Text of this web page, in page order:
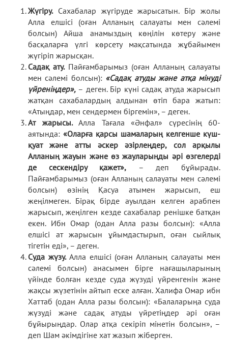
Жүгіру.Сахабалар жүгіруде жарысатын. Бір жолы
Алла елшісі (оған Алланың салауаты мен сәлемі
болсын) Айша анамыздың көңілін көтеру және
басқаларға үлгі көрсету мақсатында жұбайымен
жүгіріп жарысқан.
Садақ ату. Пайғамбарымыз (оған Алланың салауаты
мен сәлемі болсын):«Садақ атуды және атқа мінуді
үйреніңдер», – деген. Бір күні садақ атуда жарысып
жатқан сахабалардың алдынан өтіп бара жатып:
«Атыңдар, мен сендермен біргемін», – деген.
Ат жарысы. Алла Тағала «Әнфал» сүресінің 60-
аятында: «Оларға қарсы шамаларың келгенше күш-
қуат және атты әскер әзірлеңдер, сол арқылы
Алланың жауын және өз жауларыңды әрі өзгелерді
де сескендіру қажет», – деп бұйырады.
Пайғамбарымыз (оған Алланың салауаты мен сәлемі
болсын) өзінің Қасуа атымен жарысып, еш
жеңілмеген. Бірақ бірде ауылдан келген арабпен
жарысып, жеңілген кезде сахабалар ренішке батқан
екен. Ибн Омар (одан Алла разы болсын): «Алла
елшісі ат жарысын ұйымдастырып, оған сыйлық
тігетін еді», – деген.
Суда жүзу. Алла елшісі (оған Алланың салауаты мен
сәлемі болсын) анасымен бірге нағашыларының
үйінде болған кезде суда жүзуді үйренгенін және
жақсы жүзетінін айтып еске алған. Халифа Омар ибн
Хаттаб (одан Алла разы болсын): «Балаларыңа суда
жүзуді және садақ атуды үйретіңдер әрі оған
бұйырыңдар. Олар атқа секіріп мінетін болсын», –
деп Шам әкімдігіне хат жазып жіберген.